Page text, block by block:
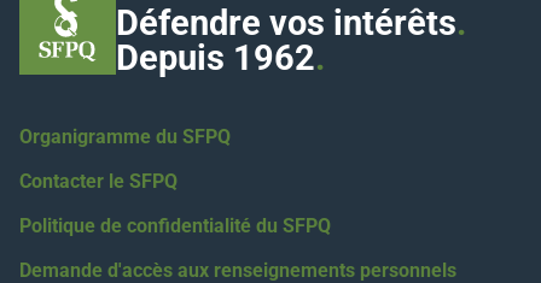
Défendre vos intérêts.
Depuis 1962.
Organigramme du SFPQ
Contacter le SFPQ
Politique de confidentialité du SFPQ
Demande d'accès aux renseignements personnels